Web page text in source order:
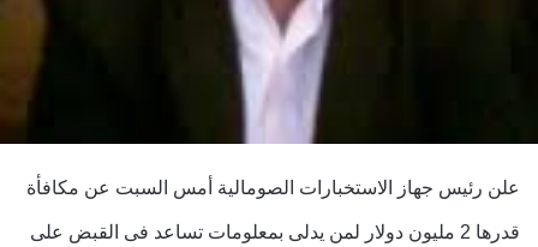
علن رئيس جهاز الاستخبارات الصومالية أمس السبت عن مكافأة
قدرها 2 مليون دولار لمن يدلى بمعلومات تساعد فى القبض على